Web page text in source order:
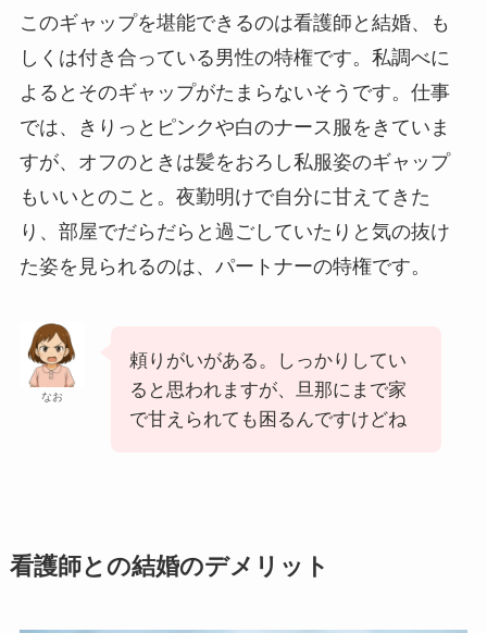
このギャップを堪能できるのは看護師と結婚、も
しくは付き合っている男性の特権です。私調べに
よるとそのギャップがたまらないそうです。仕事
では、きりっとピンクや白のナース服をきていま
すが、オフのときは髪をおろし私服姿のギャップ
もいいとのこと。夜勤明けで自分に甘えてきた
り、部屋でだらだらと過ごしていたりと気の抜け
た姿を見られるのは、パートナーの特権です。
なお
頼りがいがある。しっかりしてい
ると思われますが、旦那にまで家
で甘えられても困るんですけどね
看護師との結婚のデメリット